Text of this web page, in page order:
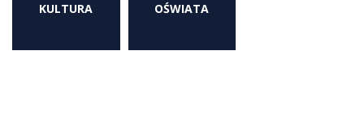
KULTURA OŚWIATA